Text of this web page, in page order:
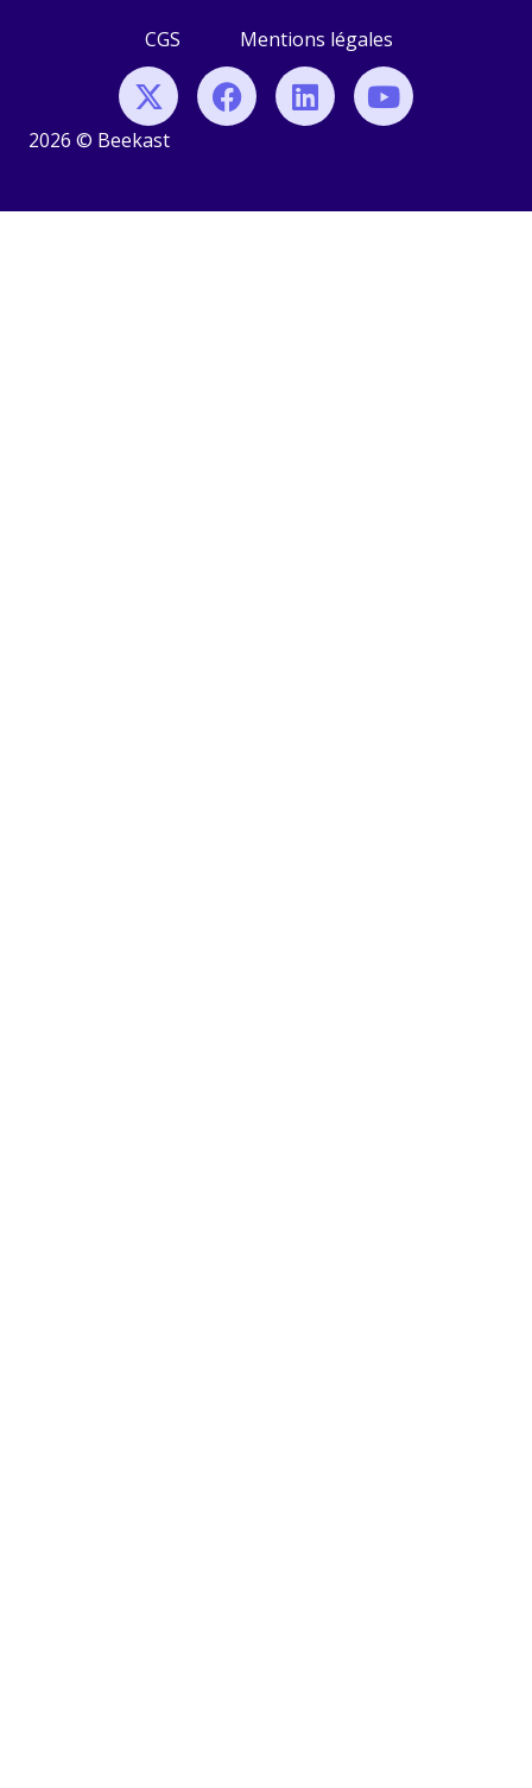
2026 © Beekast
CGS Mentions légales